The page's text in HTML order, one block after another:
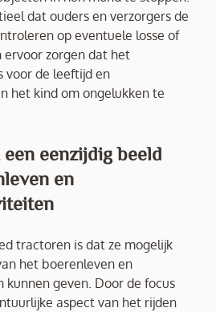
dat ouders en verzorgers de
op eventuele losse of
ervoor zorgen dat het
voor de leeftijd en
het kind om ongelukken te
eenzijdig beeld
en
tractoren is dat ze mogelijk
het boerenleven en
geven. Door de focus
aspect van het rijden